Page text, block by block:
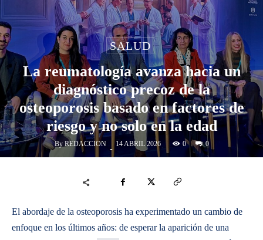
SALUD
La reumatología avanza hacia un
diagnóstico precoz de la
osteoporosis basado en factores de
riesgo y no solo en la edad
By REDACCION - 14 ABRIL 2026 0 0
El abordaje de la osteoporosis ha experimentado un cambio de
enfoque en los últimos años: de esperar la aparición de una